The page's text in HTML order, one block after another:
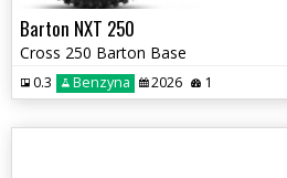
Barton NXT 250
Cross 250 Barton Base
0.3 Benzyna 2026 1